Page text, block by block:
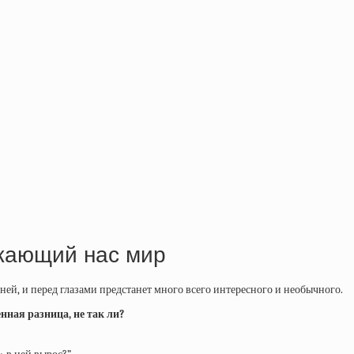
нас мир
и перед глазами предстанет много всего интересного и необычного.
разница, не так ли?